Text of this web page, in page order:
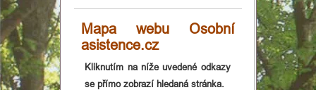
Domovská
Mapa webu Osobní
asistence.cz
Kliknutím na níže uvedené odkazy
se přímo zobrazí hledaná stránka.